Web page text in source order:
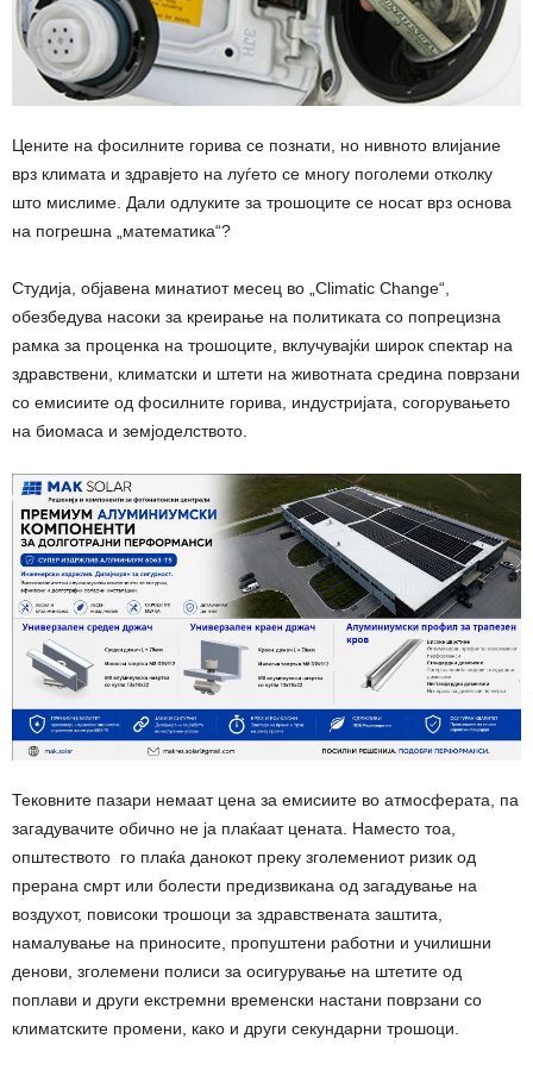
Цените на фосилните горива се познати, но нивното влијание
врз климата и здравјето на луѓето се многу поголеми отколку
што мислиме. Дали одлуките за трошоците се носат врз основа
на погрешна „математика“?
Студија, објавена минатиот месец во „Climatic Change“,
обезбедува насоки за креирање на политиката со попрецизна
рамка за проценка на трошоците, вклучувајќи широк спектар на
здравствени, климатски и штети на животната средина поврзани
со емисиите од фосилните горива, индустријата, согорувањето
на биомаса и земјоделството.
Тековните пазари немаат цена за емисиите во атмосферата, па
загадувачите обично не ја плаќаат цената. Наместо тоа,
општеството го плаќа данокот преку зголемениот ризик од
прерана смрт или болести предизвикана од загадување на
воздухот, повисоки трошоци за здравствената заштита,
намалување на приносите, пропуштени работни и училишни
денови, зголемени полиси за осигурување на штетите од
поплави и други екстремни временски настани поврзани со
климатските промени, како и други секундарни трошоци.